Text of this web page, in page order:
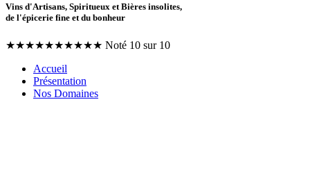
Vins d'Artisans, Spiritueux et Bières insolites,
de l'épicerie fine et du bonheur
★★★★★★★★★★ Noté 10 sur 10
Accueil
Présentation
Nos Domaines